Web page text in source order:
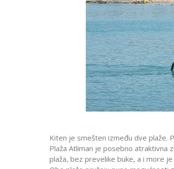
Kiten je smešten između dve plaže.
Plaža Atliman je posebno atraktivna
plaža, bez prevelike buke, a i more